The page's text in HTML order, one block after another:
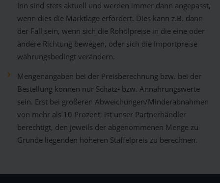
Inn sind stets aktuell und werden immer dann angepasst,
wenn dies die Marktlage erfordert. Dies kann z.B. dann
der Fall sein, wenn sich die Rohölpreise in die eine oder
andere Richtung bewegen, oder sich die Importpreise
währungsbedingt verändern.
Mengenangaben bei der Preisberechnung bzw. bei der
Bestellung können nur Schätz- bzw. Annährungswerte
sein. Erst bei größeren Abweichungen/Minderabnahmen
von mehr als 10 Prozent, ist unser Partnerhändler
berechtigt, den jeweils der abgenommenen Menge zu
Grunde liegenden höheren Staffelpreis zu berechnen.